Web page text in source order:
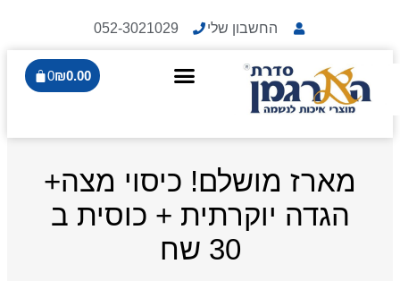
החשבון שלי 052-3021029
₪0.00
0
מארז מושלם! כיסוי מצה+
הגדה יוקרתית + כוסית ב
30 שח